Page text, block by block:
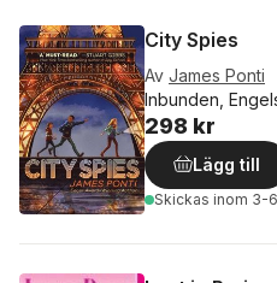
City Spies
Av James Ponti
Inbunden,
298 kr
Lägg till
Skickas inom 3-